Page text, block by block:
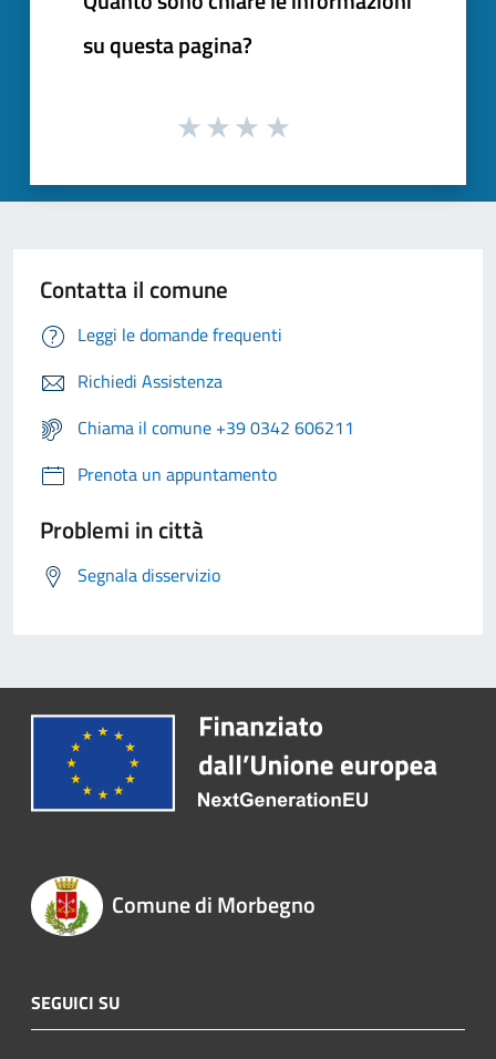
su questa pagina?
Contatta il comune
Leggi le domande frequenti
Richiedi Assistenza
Chiama il comune +39 0342 606211
Prenota un appuntamento
Problemi in città
Segnala disservizio
Comune di Morbegno
SEGUICI SU